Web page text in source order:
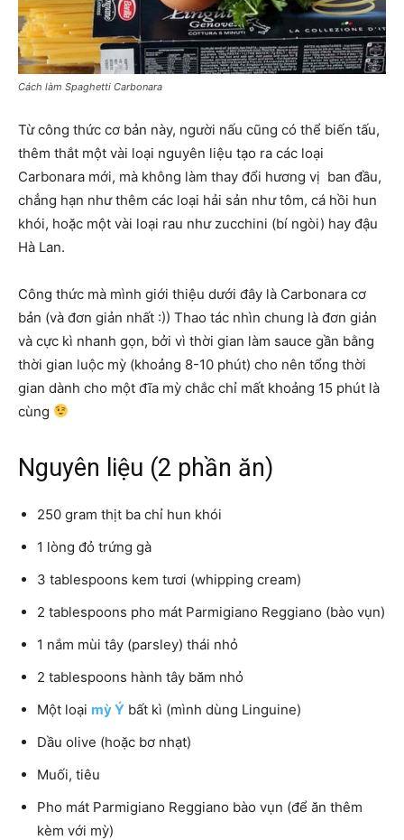
Cách làm Spaghetti Carbonara
Từ công thức cơ bản này, người nấu cũng có thể biến tấu,
thêm thắt một vài loại nguyên liệu tạo ra các loại
Carbonara mới, mà không làm thay đổi hương vị ban đầu,
chẳng hạn như thêm các loại hải sản như tôm, cá hồi hun
khói, hoặc một vài loại rau như zucchini (bí ngòi) hay đậu
Hà Lan.
Công thức mà mình giới thiệu dưới đây là Carbonara cơ
bản (và đơn giản nhất :)) Thao tác nhìn chung là đơn giản
và cực kì nhanh gọn, bởi vì thời gian làm sauce gần bằng
thời gian luộc mỳ (khoảng 8-10 phút) cho nên tổng thời
gian dành cho một đĩa mỳ chắc chỉ mất khoảng 15 phút là
cùng
Nguyên liệu (2 phần ăn)
250 gram thịt ba chỉ hun khói
1 lòng đỏ trứng gà
3 tablespoons kem tươi (whipping cream)
2 tablespoons pho mát Parmigiano Reggiano (bào vụn)
1 nắm mùi tây (parsley) thái nhỏ
2 tablespoons hành tây băm nhỏ
Một loại mỳ Ý bất kì (mình dùng Linguine)
Dầu olive (hoặc bơ nhạt)
Muối, tiêu
Pho mát Parmigiano Reggiano bào vụn (để ăn thêm
kèm với mỳ)